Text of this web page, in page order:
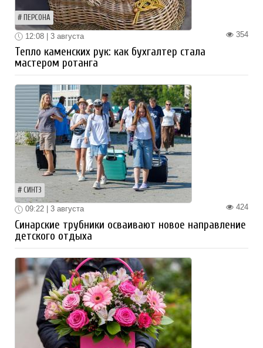
ПЕРСОНА
354
12:08 | 3 августа
Тепло каменских рук: как бухгалтер стала
мастером ротанга
СИНТЗ
424
09:22 | 3 августа
Синарские трубники осваивают новое направление
детского отдыха